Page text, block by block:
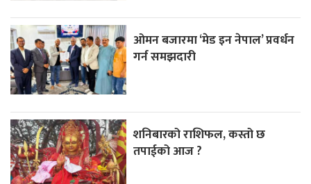
ओमन बजारमा ‘मेड इन नेपाल’ प्रवर्धन
गर्न समझदारी
शनिबारको राशिफल, कस्तो छ
तपाईको आज ?